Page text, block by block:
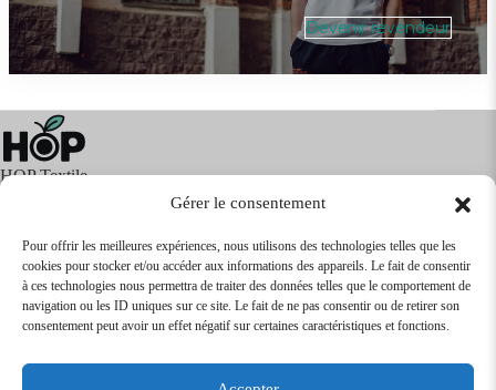
Gérer le consentement
Pour offrir les meilleures expériences, nous utilisons des technologies telles que les
cookies pour stocker et/ou accéder aux informations des appareils. Le fait de consentir
à ces technologies nous permettra de traiter des données telles que le comportement de
navigation ou les ID uniques sur ce site. Le fait de ne pas consentir ou de retirer son
consentement peut avoir un effet négatif sur certaines caractéristiques et fonctions.
Devenir revendeur
HOP Textile
Textile Articles Publicitaires
Infos
Boutique en ligne
Express 24H
Tarifs Revendeurs